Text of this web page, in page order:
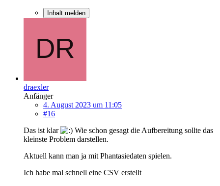
Inhalt melden
draexler
Anfänger
4. August 2023 um 11:05
#16
Das ist klar
Wie schon gesagt die Aufbereitung sollte das
kleinste Problem darstellen.
Aktuell kann man ja mit Phantasiedaten spielen.
Ich habe mal schnell eine CSV erstellt